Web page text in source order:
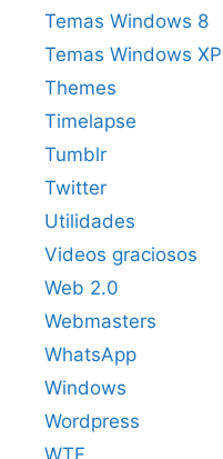
Temas Windows 8
Temas Windows XP
Themes
Timelapse
Tumblr
Twitter
Utilidades
Videos graciosos
Web 2.0
Webmasters
WhatsApp
Windows
Wordpress
WTF